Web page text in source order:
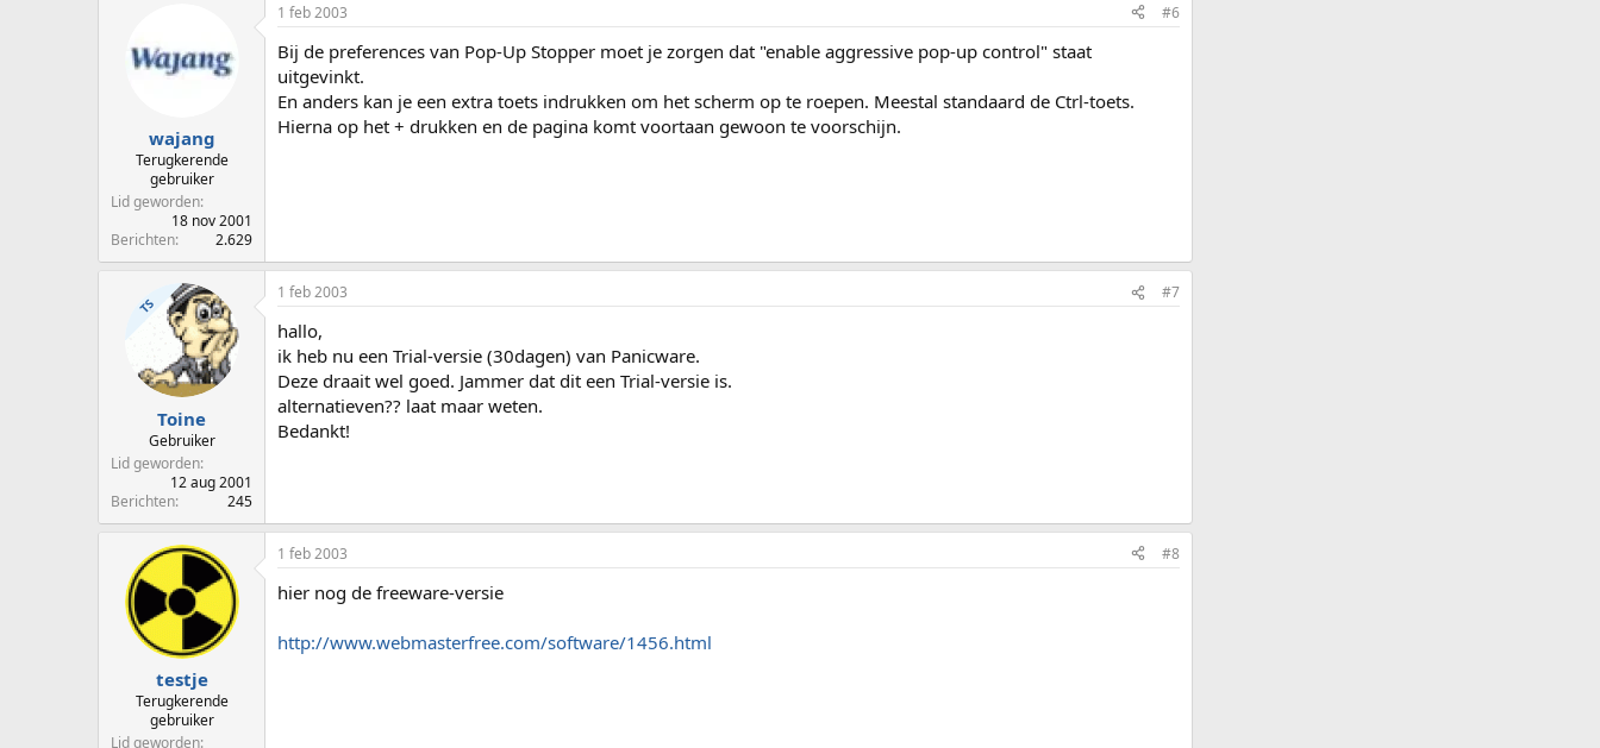
wajang
Terugkerende
gebruiker
Lid geworden
18 nov 2001
Berichten
2.629
1 feb 2003 #6
Bij de preferences van Pop-Up Stopper moet je zorgen dat "enable aggressive pop-up control" staat
uitgevinkt.
En anders kan je een extra toets indrukken om het scherm op te roepen. Meestal standaard de Ctrl-toets.
Hierna op het + drukken en de pagina komt voortaan gewoon te voorschijn.
TS
Toine
Gebruiker
Lid geworden
12 aug 2001
Berichten
245
1 feb 2003 #7
hallo,
ik heb nu een Trial-versie (30dagen) van Panicware.
Deze draait wel goed. Jammer dat dit een Trial-versie is.
alternatieven?? laat maar weten.
Bedankt!
testje
Terugkerende
gebruiker
Lid geworden
1 feb 2003 #8
hier nog de freeware-versie
http://www.webmasterfree.com/software/1456.html